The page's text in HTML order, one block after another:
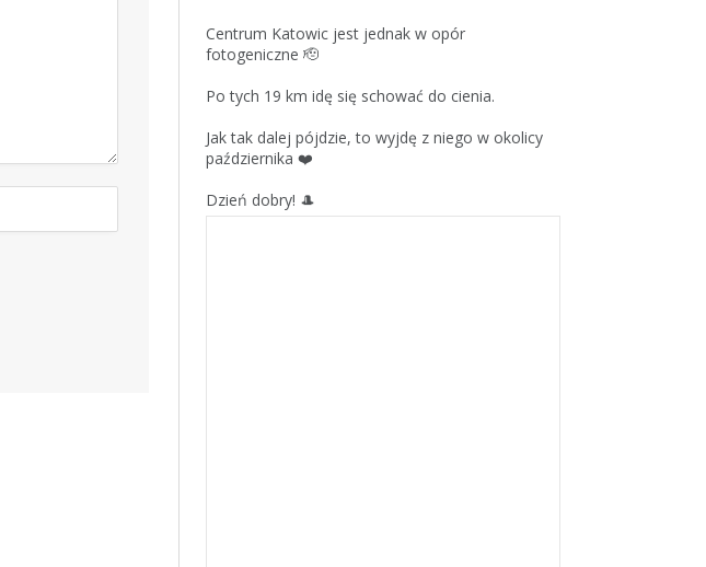
Centrum Katowic jest jednak w opór
fotogeniczne 🫡
Po tych 19 km idę się schować do cienia.
Jak tak dalej pójdzie, to wyjdę z niego w okolicy
października ❤️
Dzień dobry! 🎩